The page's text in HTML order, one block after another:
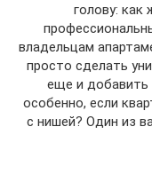
голову:
владельцам
просто сделать
еще и добавить
особенно, если
с нишей? Один из